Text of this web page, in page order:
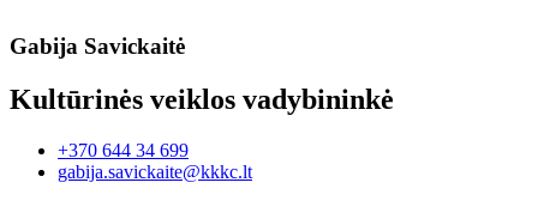
Gabija Savickaitė
Kultūrinės veiklos vadybininkė
+370 644 34 699
gabija.savickaite@kkkc.lt